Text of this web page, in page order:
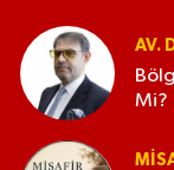
AV.
Mi?